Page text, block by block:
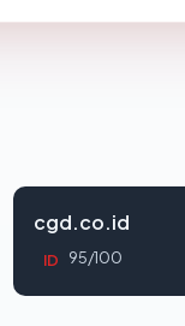
cgd.co.id
ID 95/100